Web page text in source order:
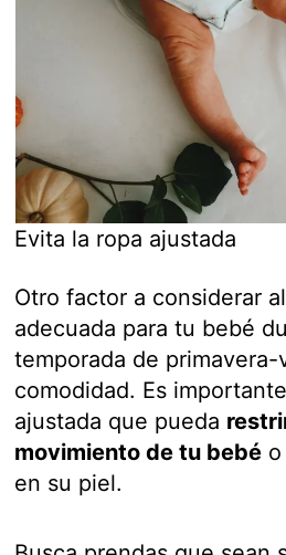
Evita la ropa ajustada
Otro factor a considerar
adecuada para tu bebé
temporada de primavera-
comodidad. Es
ajustada que pueda
movimiento de tu bebé
en su piel.